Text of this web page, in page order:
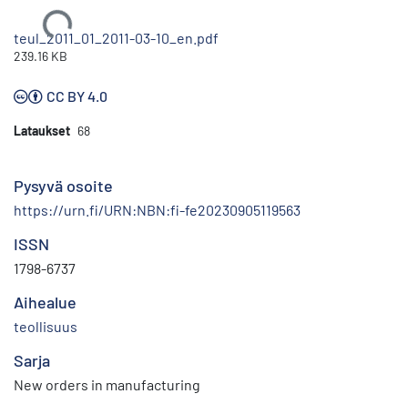
Ladataan...
teul_2011_01_2011-03-10_en.pdf
239.16 KB
CC BY 4.0
Lataukset 68
Pysyvä osoite
https://urn.fi/URN:NBN:fi-fe20230905119563
ISSN
1798-6737
Aihealue
teollisuus
Sarja
New orders in manufacturing